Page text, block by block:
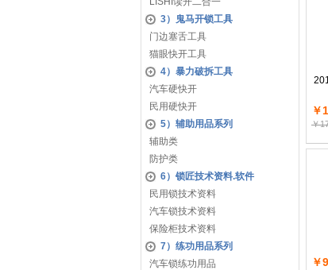
3）鬼马开锁工具
门边塞舌工具
猫眼快开工具
4）暴力破拆工具
汽车硬快开
民用硬快开
5）辅助用品系列
辅助类
防护类
6）锁匠技术资料.软件
民用锁技术资料
汽车锁技术资料
保险柜技术资料
7）练功用品系列
汽车锁练功用品
￥
￥
￥